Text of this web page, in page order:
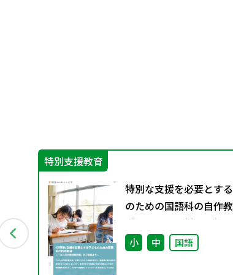
特別支援教育
特別な支援を必要とす
のための国語科の自作
「みんなの教材掲示板」
稿より～
小 中 国語